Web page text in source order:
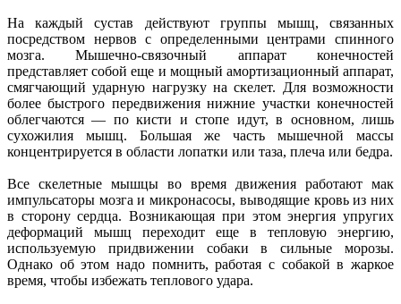
На каждый сустав действуют группы мышц, связанных
посредством нервов с определенными центрами спинного
мозга. Мышечно-связочный аппарат конечностей
представляет собой еще и мощный амортизационный аппарат,
смягчающий ударную нагрузку на скелет. Для возможности
более быстрого передвижения нижние участки конечностей
облегчаются — по кисти и стопе идут, в основном, лишь
сухожилия мышц. Большая же часть мышечной массы
концентрируется в области лопатки или таза, плеча или бедра.
Все скелетные мышцы во время движения работают мак
импульсаторы мозга и микронасосы, выводящие кровь из них
в сторону сердца. Возникающая при этом энергия упругих
деформаций мышц переходит еще в тепловую энергию,
используемую придвижении собаки в сильные морозы.
Однако об этом надо помнить, работая с собакой в жаркое
время, чтобы избежать теплового удара.